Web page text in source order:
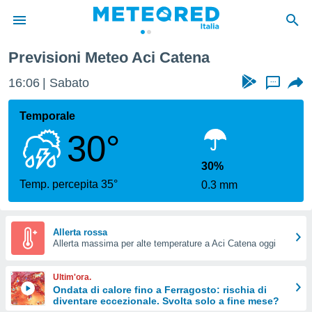
di
per
le
di
Web
le
Previsioni Meteo Aci Catena
16:06 Sabato ...
Temporale
30°
Temp. percepita 35°
30%
0.3 mm
Allerta rossa
Allerta massima per alte temperature a Aci Catena oggi
Ultim'ora.
Ondata di calore fino a Ferragosto: rischia di
diventare eccezionale. Svolta solo a fine mese?